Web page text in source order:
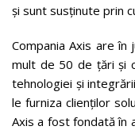
și sunt susținute prin
Compania Axis are
mult de 50 de țări și
tehnologiei și
le furniza clienților
Axis a fost fondată în